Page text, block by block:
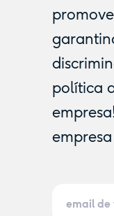
política